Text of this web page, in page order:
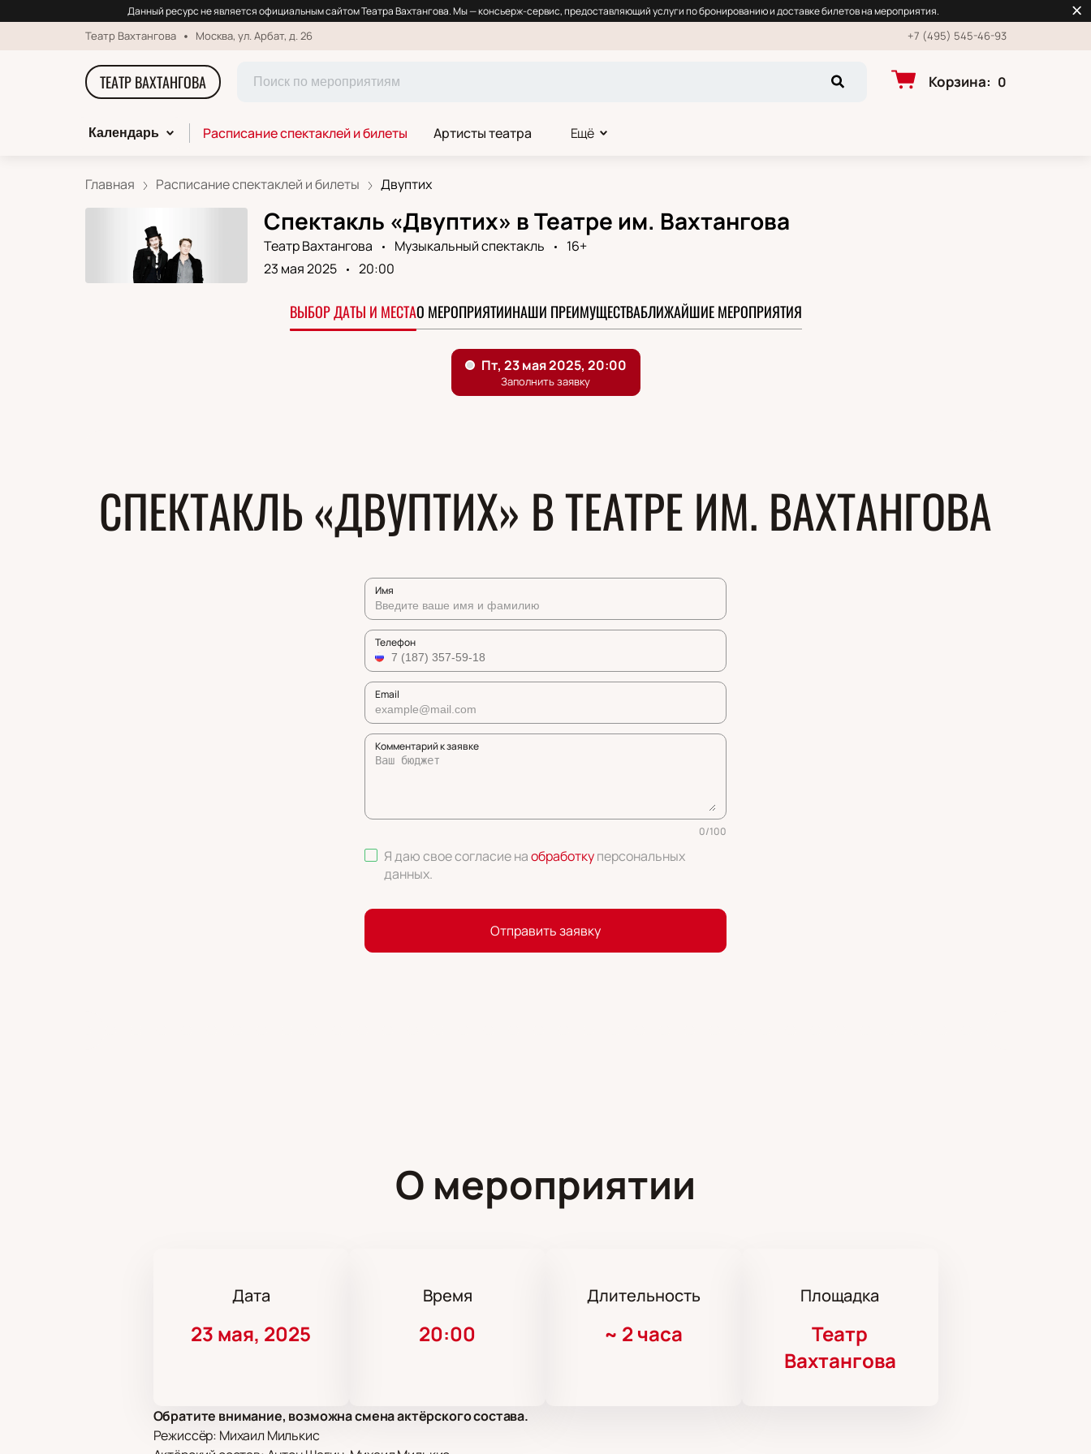
Данный ресурс не является официальным сайтом Театра Вахтангова. Мы — консьерж-сервис, предоставляющий услуги по бронированию и доставке билетов на мероприятия.
Театр Вахтангова Москва, ул. Арбат, д. 26 +7 (495) 545-46-93
ТЕАТР ВАХТАНГОВА Корзина: 0
Календарь Расписание спектаклей и билеты Артисты театра Ещё
Главная Расписание спектаклей и билеты Двуптих
Спектакль «Двуптих» в Театре им. Вахтангова
Театр Вахтангова Музыкальный спектакль
16+
23 мая 2025
20:00
ВЫБОР ДАТЫ И МЕСТАО МЕРОПРИЯТИИНАШИ ПРЕИМУЩЕСТВАБЛИЖАЙШИЕ МЕРОПРИЯТИЯ
СПЕКТАКЛЬ «ДВУПТИХ» В ТЕАТРЕ ИМ. ВАХТАНГОВА
Имя
Телефон
Email
Комментарий к заявке
0/100
Я даю свое согласие наобработкуперсональных
данных.
Отправить заявку
О мероприятии
Дата
23 мая, 2025
Время
20:00
Длительность
~ 2 часа
Площадка
Театр
Вахтангова
Обратите внимание, возможна смена актёрского состава.
Режиссёр: Михаил Милькис